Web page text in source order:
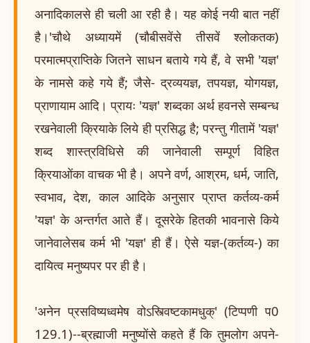
अनादिकालसे ही चली आ रही है। यह कोई नयी बात नहीं
है।'चौथे अध्यायमें (चौबीसवेंसे तीसवें श्लोकतक)
परमात्मप्राप्तिके जितने साधन बताये गये हैं, वे सभी 'यज्ञ'
के नामसे कहे गये हैं; जैसे- द्रव्ययज्ञ, तपयज्ञ, योगयज्ञ,
प्राणायाम आदि। प्रायः 'यज्ञ' शब्दका अर्थ हवनसे सम्बन्ध
रखनेवाली क्रियाके लिये ही प्रसिद्ध है; परन्तु गीतामें 'यज्ञ'
शब्द शास्त्रविधिसे की जानेवाली सम्पूर्ण विहित
क्रियाओंका वाचक भी है। अपने वर्ण, आश्रम, धर्म, जाति,
स्वभाव, देश, काल आदिके अनुसार प्राप्त कर्तव्य-कर्म
'यज्ञ' के अन्तर्गत आते हैं। दूसरेके हितकी भावनासे किये
जानेवालेसब कर्म भी 'यज्ञ' ही हैं। ऐसे यज्ञ-(कर्तव्य-) का
दायित्व मनुष्यपर पर ही है।
'अनेन प्रसविष्यध्वमेष वोऽस्त्विष्टकामधुक्' (टिप्पणी प0
129.1)--ब्रह्माजी मनुष्योंसे कहते हैं कि तुमलोग अपने-